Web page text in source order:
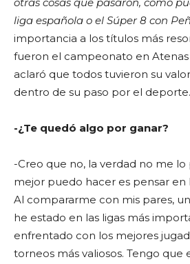
liga española o el Súper 8 con
importancia a los títulos más
fueron el campeonato en
aclaró que todos tuvieron su
dentro de su paso por el deporte.
-¿Te quedó algo por ganar?
-Creo que no, la verdad no me
mejor puedo hacer es pensar en
Al compararme con mis pares,
he estado en las ligas más
enfrentado con los mejores
torneos más valiosos. Tengo que